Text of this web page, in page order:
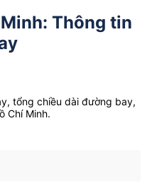
Thông tin
tổng chiều dài đường bay,
Chí Minh.